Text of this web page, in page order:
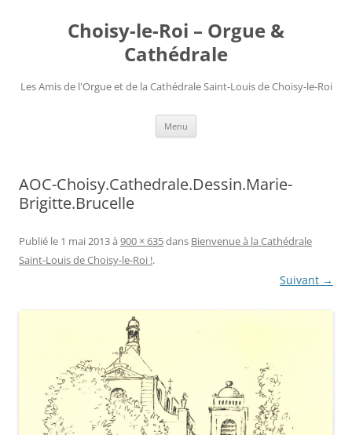
Choisy-le-Roi – Orgue &
Cathédrale
Les Amis de l'Orgue et de la Cathédrale Saint-Louis de Choisy-le-Roi
Menu
AOC-Choisy.Cathedrale.Dessin.Marie-
Brigitte.Brucelle
Publié le 1 mai 2013à 900 × 635dans Bienvenue à la Cathédrale
Saint-Louis de Choisy-le-Roi !.
Suivant →